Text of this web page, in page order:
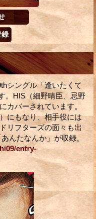
シングル「逢いたくて
。HIS（細野晴臣、忌野
カバーされています。
にもなり、相手役には
リフターズの面々も出
んたなんか」が収録。
entry-